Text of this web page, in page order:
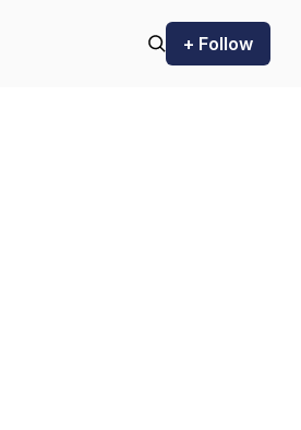
+ Follow